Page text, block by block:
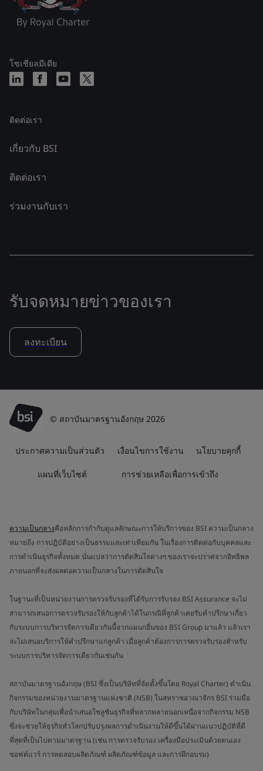
โซเชียลมีเดีย
ติดต่อเรา
เกี่ยวกับ BSI
ติดต่อเรา
ร่วมงานกับเรา
รับจดหมายข่าวของเรา
ลงทะเบียน
© สถาบันมาตรฐานอังกฤษ 2026
ประกาศความเป็นส่วนตัว เงื่อนไขการใช้งาน นโยบายคุกกี้
แผนที่เว็บไซต์ การช่วยเหลือเพื่อการเข้าถึง
ความเป็นกลางคือหลักการกำกับดูแลลักษณะการให้บริการของ BSI ความเป็นกลาง
หมายถึง การปฏิบัติอย่างเป็นธรรมและเท่าเทียมกัน ในเรื่องการติดต่อกับบุคคลและ
การดำเนินธุรกิจทั้งหมด นั่นแปลว่าการตัดสินใจต่างๆ ของเราจะปราศจากอิทธิพล
ภายนอกที่จะส่งผลต่อความเป็นกลางในการตัดสินใจ
ในฐานะที่เป็นหน่วยงานการตรวจรับรองที่ได้รับการรับรอง BSI Assurance จะไม่
สามารถเสนอการตรวจรับรองให้กับลูกค้าได้ในกรณีที่ลูกค้าเคยรับคำปรึกษาเกี่ยว
กับระบบการบริหารจัดการเดียวกันนี้จากแผนกอื่นของ BSI Group มาแล้ว แล้วเรา
จะไม่เสนอบริการให้คำปรึกษาแก่ลูกค้า เมื่อลูกค้าต้องการการตรวจรับรองสำหรับ
ระบบการบริหารจัดการเดียวกันเช่นกัน
สถาบันมาตรฐานอังกฤษ (BSI ซึ่งเป็นบริษัทที่จัดตั้งขึ้นโดย Royal Charter) ดำเนิน
กิจกรรมของหน่วยงานมาตรฐานแห่งชาติ (NSB) ในสหราชอาณาจักร BSI ร่วมมือ
กับบริษัทในกลุ่มเพื่อนำเสนอโซลูชันธุรกิจที่หลากหลายนอกเหนือจากกิจกรรม NSB
ซึ่งจะช่วยให้ธุรกิจทั่วโลกปรับปรุงผลการดำเนินงานให้ดีขึ้นได้ผ่านแนวปฏิบัติที่ดี
ที่สุดที่เป็นไปตามมาตรฐาน (เช่น การตรวจรับรอง เครื่องมือประเมินด้วยตนเอง
ซอฟต์แวร์ การทดสอบผลิตภัณฑ์ ผลิตภัณฑ์ข้อมูล และการฝึกอบรม)